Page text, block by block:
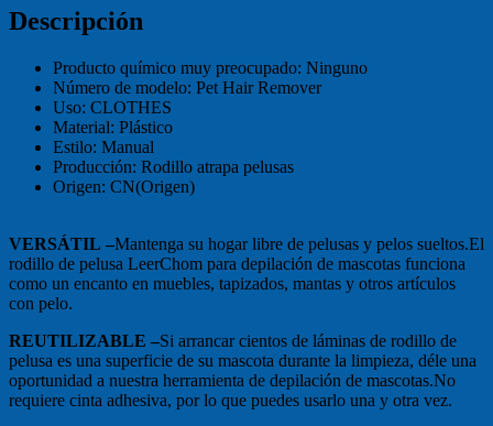
Descripción
Producto químico muy preocupado: Ninguno
Número de modelo: Pet Hair Remover
Uso: CLOTHES
Material: Plástico
Estilo: Manual
Producción: Rodillo atrapa pelusas
Origen: CN(Origen)
VERSÁTIL –Mantenga su hogar libre de pelusas y pelos sueltos.El
rodillo de pelusa LeerChom para depilación de mascotas funciona
como un encanto en muebles, tapizados, mantas y otros artículos
con pelo.
REUTILIZABLE –Si arrancar cientos de láminas de rodillo de
pelusa es una superficie de su mascota durante la limpieza, déle una
oportunidad a nuestra herramienta de depilación de mascotas.No
requiere cinta adhesiva, por lo que puedes usarlo una y otra vez.